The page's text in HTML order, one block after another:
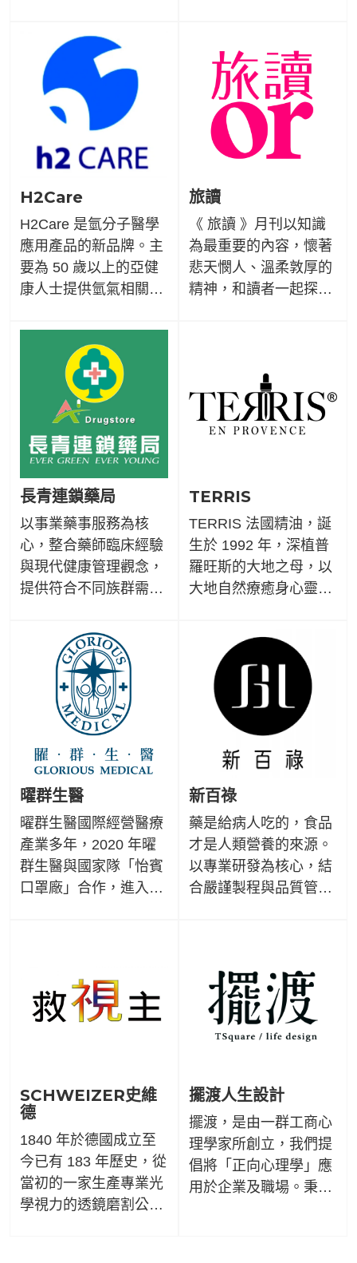
養師等專家作為顧問，
透過不斷地挑戰內容及
模式創新，讓健康知識
以更易讀、更可親的方
式傳達給大家。
層把關，顧客的健康就
是使命。以「健康、活
力、養生、天然」的概
念出發，持續推出高品
質的堅果系列，讓大家
都能購買的安心、送的
H2Care
H2Care 是氫分子醫學
應用產品的新品牌。主
要為 50 歲以上的亞健
康人士提供氫氣相關家
中保養身體的工具。且
希望可以更優惠、更方
便地使用產品。
旅讀
《 旅讀 》月刊以知識
為最重要的內容，懷著
悲天憫人、溫柔敦厚的
精神，和讀者一起探索
錯過《旅讀》能帶給你
的「體驗式閱讀」，一
起揹起知識行囊，探索
生活版圖。
長青連鎖藥局
以事業藥事服務為核
心，整合藥師臨床經驗
與現代健康管理觀念，
提供符合不同族群需求
TERRIS
TERRIS 法國精油，誕
生於 1992 年，深植普
羅旺斯的大地之母，以
大地自然療癒身心靈為
效保養以及科學芳療研
創理念，持續創新與專
精植萃能量帶給人們的
從身、心靈全方位的提
升。讓 TERRIS 法國精
油成為大地的恩典，每
好生活品質。
曜群生醫
曜群生醫國際經營醫療
產業多年，2020 年曜
群生醫與國家隊「怡賓
口罩廠」合作，進入口
罕見心靈繪話班的訓練
之用，幫助更多罕病病
心力。
新百祿
藥是給病人吃的，食品
才是人類營養的來源。
以專業研發為核心，結
合嚴謹製程與品質管理
可靠的支持。
SCHWEIZER史維
德
1840 年於德國成立至
今已有 183 年歷史，從
當初的一家生產專業光
學視力的透鏡磨割公
擺渡人生設計
擺渡，是由一群工商心
理學家所創立，我們提
倡將「正向心理學」應
用於企業及職場。秉持